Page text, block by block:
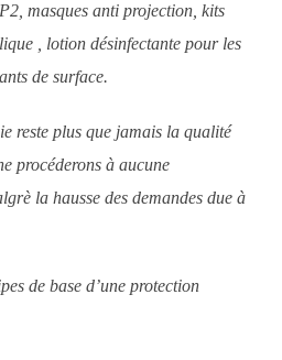
masques anti projection, kits
, lotion désinfectante pour les
de surface.
reste plus que jamais la qualité
procéderons à aucune
la hausse des demandes due à
de base d’une protection